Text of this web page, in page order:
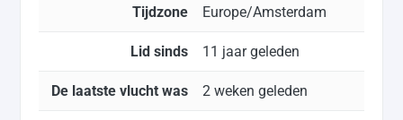
Tijdzone Europe/Amsterdam
Lid sinds 11 jaar geleden
De laatste vlucht was 2 weken geleden